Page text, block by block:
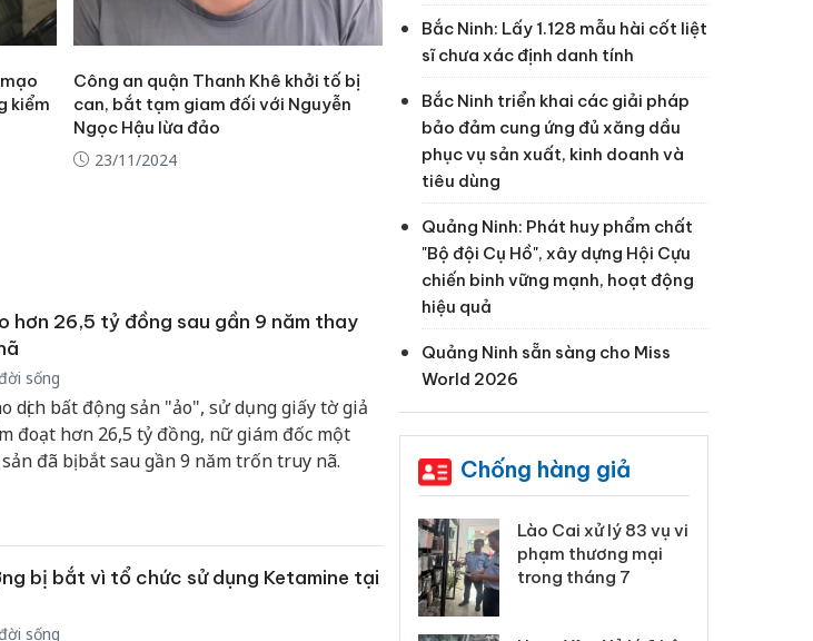
kiểm
Công an quận Thanh Khê khởi tố bị
can, bắt tạm giam đối với Nguyễn
Ngọc Hậu lừa đảo
23/11/2024
hơn 26,5 tỷ đồng sau gần 9 năm thay
sống
dịch bất động sản "ảo", sử dụng giấy tờ giả
đoạt hơn 26,5 tỷ đồng, nữ giám đốc một
đã bị bắt sau gần 9 năm trốn truy nã.
bị bắt vì tổ chức sử dụng Ketamine tại
sống
Bắc Ninh: Lấy 1.128 mẫu hài cốt liệt
sĩ chưa xác định danh tính
Bắc Ninh triển khai các giải pháp
bảo đảm cung ứng đủ xăng dầu
phục vụ sản xuất, kinh doanh và
tiêu dùng
Quảng Ninh: Phát huy phẩm chất
"Bộ đội Cụ Hồ", xây dựng Hội Cựu
chiến binh vững mạnh, hoạt động
hiệu quả
Quảng Ninh sẵn sàng cho Miss
World 2026
Chống hàng giả
tìm bị hại trong vụ
án sản xuất, buôn
Lào Cai xử lý 83 vụ vi
phạm thương mại
trong tháng 7